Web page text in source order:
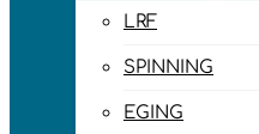
LRF
SPINNING
EGING